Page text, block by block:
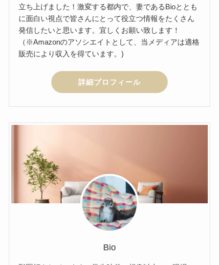
立ち上げました！激変する都内で、妻であるBioととも
に面白い視点で皆さんにとって役立つ情報をたくさん
発信したいと思います。宜しくお願い致します！
（※Amazonのアソシエイトとして、当メディアは適格
販売により収入を得ています。)
詳細プロフィール
Bio